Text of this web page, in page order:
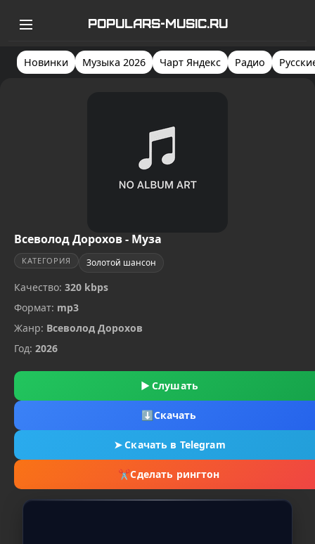
POPULARS-MUSIC.RU
Новинки Музыка 2026 Чарт Яндекс Радио
Всеволод Дорохов - Муза
КАТЕГОРИЯ Золотой шансон
Качество: 320 kbps
Формат: mp3
Жанр: Всеволод Дорохов
Год: 2026
▶ Слушать
⬇Скачать
➤Скачать в Telegram
✂Сделать рингтон